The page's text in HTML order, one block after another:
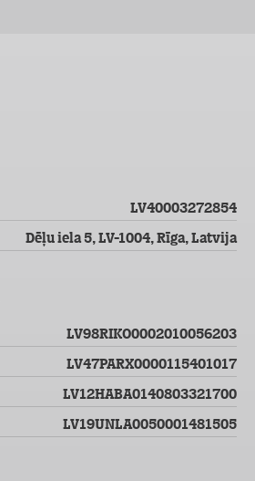
LV40003272854
Dēļu iela 5, LV-1004, Rīga, Latvija
LV98RIKO0002010056203
LV47PARX0000115401017
LV12HABA0140803321700
LV19UNLA0050001481505